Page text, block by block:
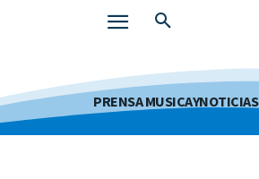
PRENSA MUSICAYNOTICIAS